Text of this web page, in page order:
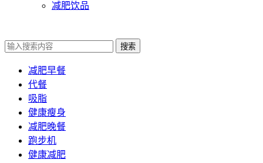
减肥饮品
搜索
减肥早餐
代餐
吸脂
健康瘦身
减肥晚餐
跑步机
健康减肥